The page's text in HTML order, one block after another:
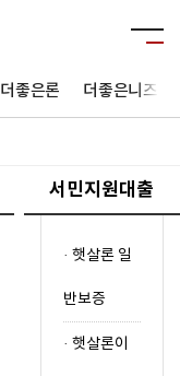
더좋은론 더좋은니즈론
서민지원대출
· 햇살론 일
반보증
· 햇살론이